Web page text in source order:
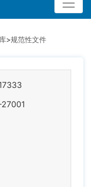
>规范性文件